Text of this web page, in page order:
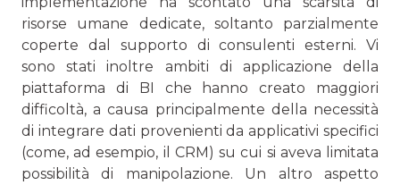
risorse umane dedicate, soltanto parzialmente
coperte dal supporto di consulenti esterni. Vi
sono stati inoltre ambiti di applicazione della
piattaforma di BI che hanno creato maggiori
difficoltà, a causa principalmente della necessità
di integrare dati provenienti da applicativi specifici
(come, ad esempio, il CRM) su cui si aveva limitata
possibilità di manipolazione. Un altro aspetto